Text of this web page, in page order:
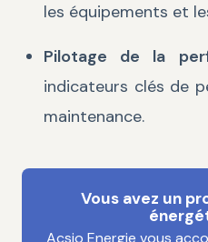
les équipements et
Pilotage de la
indicateurs clés de
maintenance.
Vous avez un
Acsio Energie vous